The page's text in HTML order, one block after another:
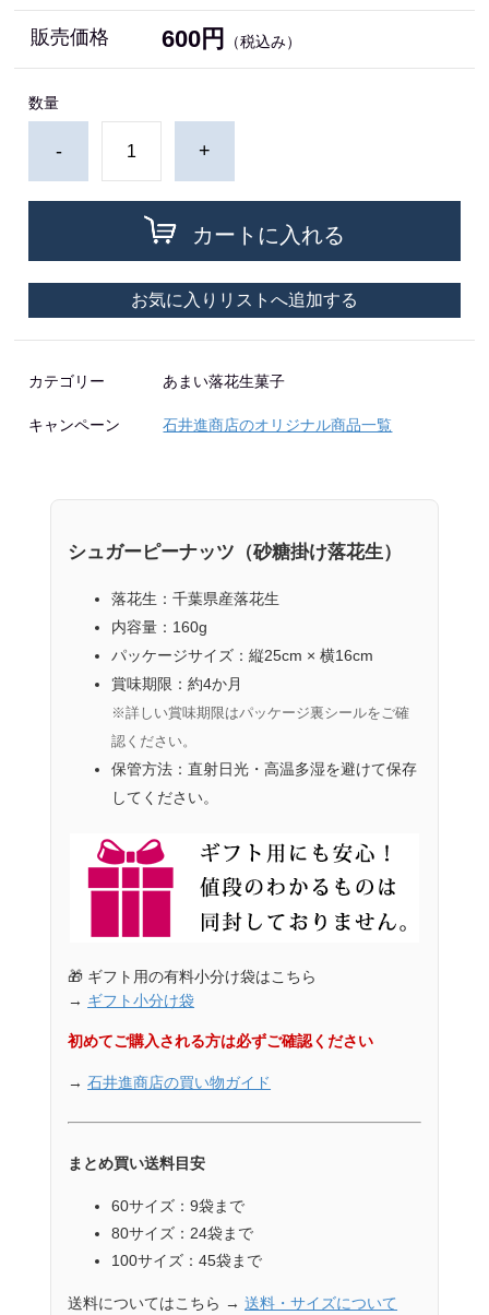
販売価格 600円 （税込み）
数量
- +
カートに入れる
お気に入りリストへ追加する
カテゴリー あまい落花生菓子
キャンペーン 石井進商店のオリジナル商品一覧
シュガーピーナッツ（砂糖掛け落花生）
落花生：千葉県産落花生
内容量： 160g
パッケージサイズ：縦25cm × 横16cm
賞味期限：約4か月
※詳しい賞味期限はパッケージ裏シールをご確
認ください。
保管方法：直射日光・高温多湿を避けて保存
してください。
🎁 ギフト用の有料小分け袋はこちら
→ ギフト小分け袋
初めてご購入される方は必ずご確認ください
→石井進商店の買い物ガイド
まとめ買い送料目安
60サイズ：9袋まで
80サイズ：24袋まで
100サイズ：45袋まで
送料についてはこちら →送料・サイズについて